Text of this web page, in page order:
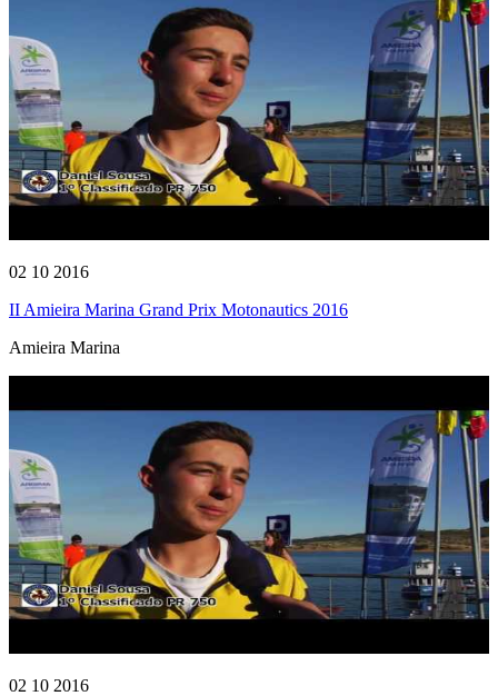
02 10 2016
II Amieira Marina Grand Prix Motonautics 2016
Amieira Marina
02 10 2016